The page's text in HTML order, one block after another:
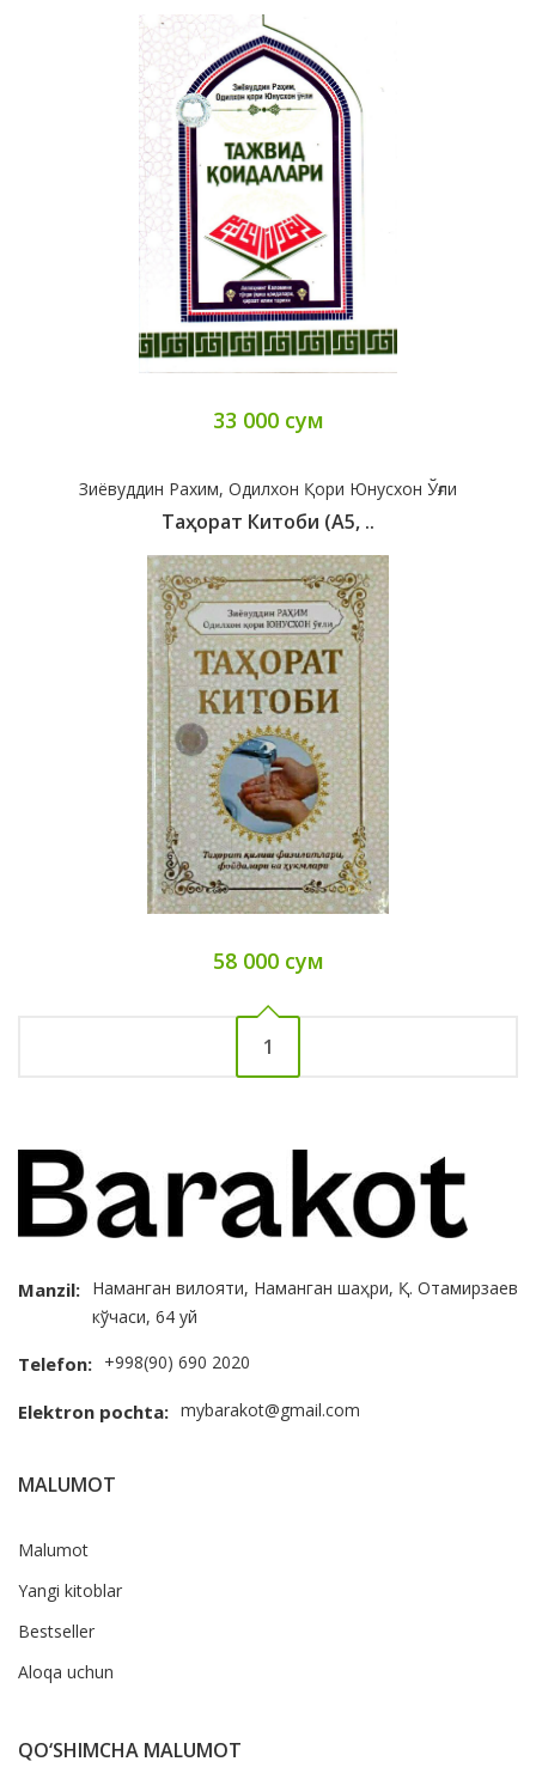
33 000 сум
Зиёвуддин Рахим, Одилхон Қори Юнусхон Ўғли
Таҳорат Китоби (А5, ..
58 000 сум
1
Manzil: Наманган вилояти, Наманган шаҳри, Қ. Отамирзаев
кўчаси, 64 уй
Telefon: +998(90) 690 2020
Elektron pochta: mybarakot@gmail.com
MALUMOT
Malumot
Yangi kitoblar
Bestseller
Aloqa uchun
QO‘SHIMCHA MALUMOT